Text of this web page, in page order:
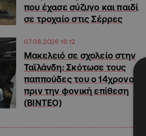
που έχασε σύζυγο και παιδί
σε τροχαίο στις Σέρρες
07.08.2026 16:12
Μακελειό σε σχολείο στην
Ταϊλάνδη: Σκότωσε τους
παππούδες του ο 14χρονος
πριν την φονική επίθεση
(ΒΙΝΤΕΟ)